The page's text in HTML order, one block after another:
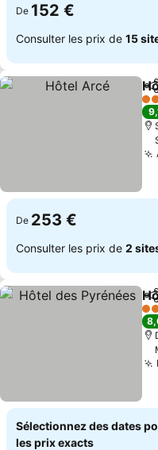
De 152 €
Consulter les prix de 15
4
De 253 €
Consulter les prix de 2
4
Sélectionnez des dates
les prix exacts